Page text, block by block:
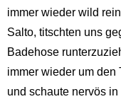
immer wieder wild
Salto, titschten uns
Badehose
immer wieder um den
und schaute nervös